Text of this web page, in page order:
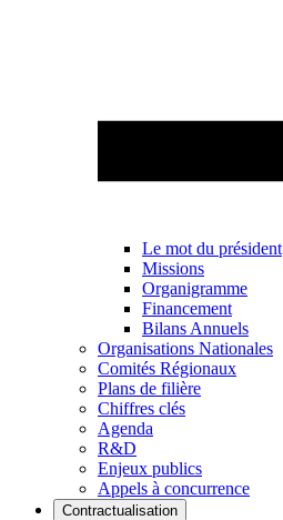
Le mot du président
Missions
Organigramme
Financement
Bilans Annuels
Organisations Nationales
Comités Régionaux
Plans de filière
Chiffres clés
Agenda
R&D
Enjeux publics
Appels à concurrence
Contractualisation